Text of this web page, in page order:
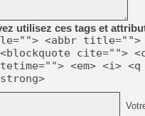
utilisez ces tags et
<abbr title="">
cite="">
<em> <i>